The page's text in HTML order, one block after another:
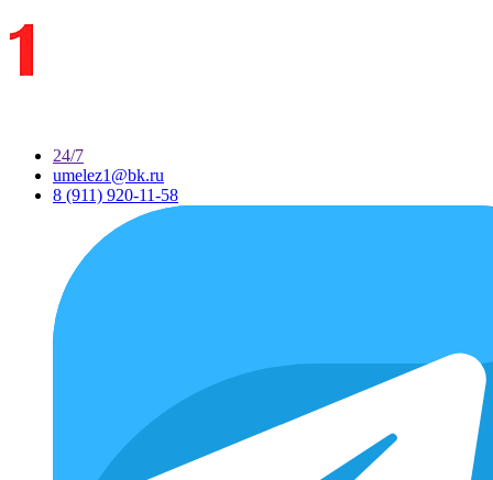
24/7
umelez1@bk.ru
8 (911) 920-11-58